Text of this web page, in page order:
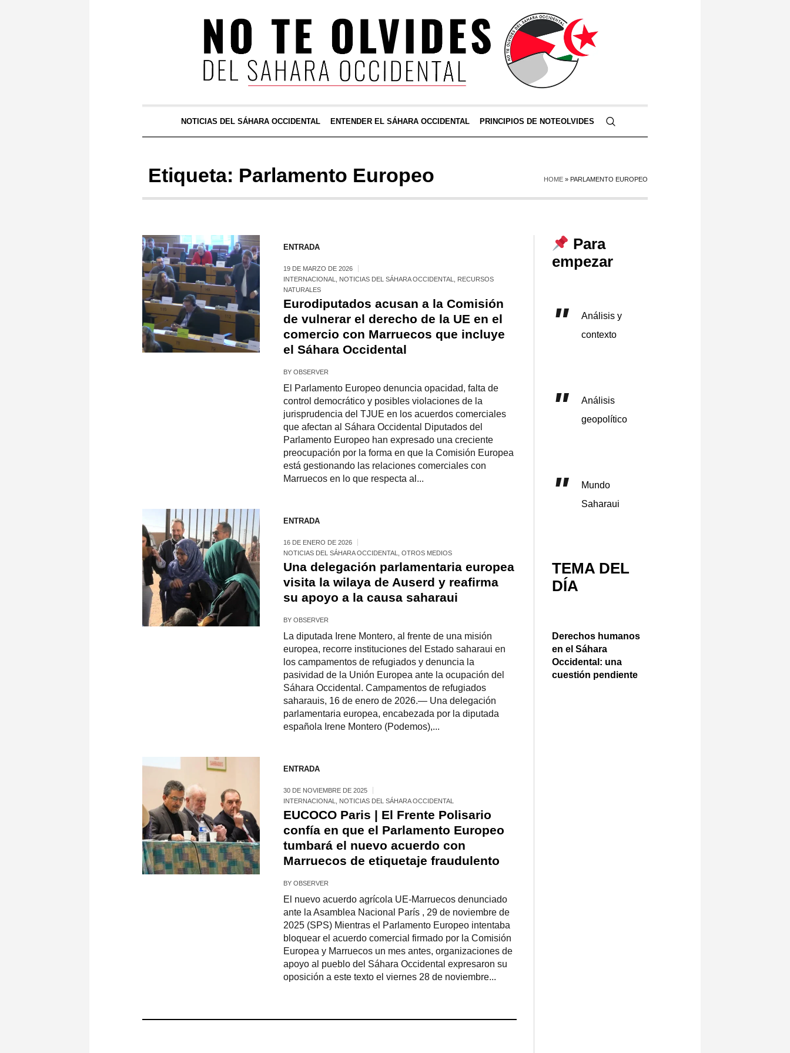
NOTICIAS DEL SÁHARA OCCIDENTAL ENTENDER EL SÁHARA OCCIDENTAL PRINCIPIOS DE NOTEOLVIDES
Etiqueta: Parlamento Europeo HOME » PARLAMENTO EUROPEO
ENTRADA
19 DE MARZO DE 2026
INTERNACIONAL
NOTICIAS DEL SÁHARA OCCIDENTAL
RECURSOS
NATURALES
Eurodiputados acusan a la Comisión
de vulnerar el derecho de la UE en el
comercio con Marruecos que incluye
el Sáhara Occidental
BY OBSERVER
El Parlamento Europeo denuncia opacidad, falta de
control democrático y posibles violaciones de la
jurisprudencia del TJUE en los acuerdos comerciales
que afectan al Sáhara Occidental Diputados del
Parlamento Europeo han expresado una creciente
preocupación por la forma en que la Comisión Europea
está gestionando las relaciones comerciales con
Marruecos en lo que respecta al...
ENTRADA
16 DE ENERO DE 2026
NOTICIAS DEL SÁHARA OCCIDENTAL
OTROS MEDIOS
Una delegación parlamentaria europea
visita la wilaya de Auserd y reafirma
su apoyo a la causa saharaui
BY OBSERVER
La diputada Irene Montero, al frente de una misión
europea, recorre instituciones del Estado saharaui en
los campamentos de refugiados y denuncia la
pasividad de la Unión Europea ante la ocupación del
Sáhara Occidental. Campamentos de refugiados
saharauis, 16 de enero de 2026.— Una delegación
parlamentaria europea, encabezada por la diputada
española Irene Montero (Podemos),...
ENTRADA
30 DE NOVIEMBRE DE 2025
INTERNACIONAL
NOTICIAS DEL SÁHARA OCCIDENTAL
EUCOCO Paris | El Frente Polisario
confía en que el Parlamento Europeo
tumbará el nuevo acuerdo con
Marruecos de etiquetaje fraudulento
BY OBSERVER
El nuevo acuerdo agrícola UE-Marruecos denunciado
ante la Asamblea Nacional París , 29 de noviembre de
2025 (SPS) Mientras el Parlamento Europeo intentaba
bloquear el acuerdo comercial firmado por la Comisión
Europea y Marruecos un mes antes, organizaciones de
apoyo al pueblo del Sáhara Occidental expresaron su
oposición a este texto el viernes 28 de noviembre...
Para
empezar
Análisis y
contexto
Análisis
geopolítico
Mundo
Saharaui
TEMA DEL
DÍA
Derechos humanos
en el Sáhara
Occidental: una
cuestión pendiente